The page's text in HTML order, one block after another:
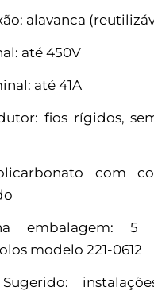
alavanca
até 450V
até 41A
fios rígidos,
com
embalagem: 5
modelo 221-0612